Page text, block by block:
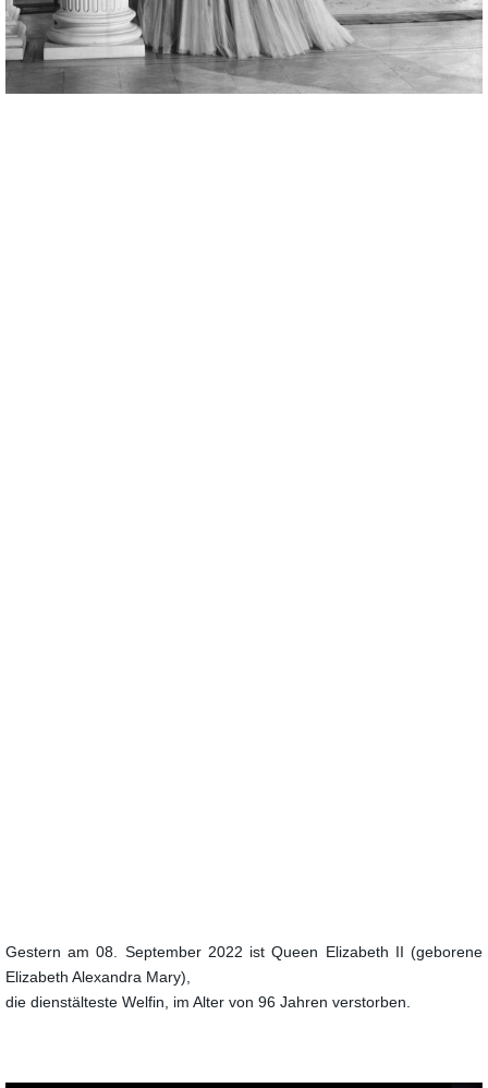
Gestern am 08. September 2022 ist Queen Elizabeth II (geborene
Elizabeth Alexandra Mary),
die dienstälteste Welfin, im Alter von 96 Jahren verstorben.